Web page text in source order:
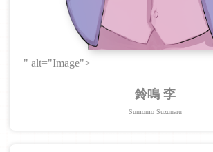
" alt="Image">
鈴鳴 李
Sumomo Suzunaru